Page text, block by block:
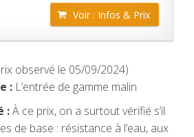
Voir : Infos & Prix
observé le 05/09/2024)
: L’entrée de gamme malin
:À ce prix, on a surtout vérifié s’il
de base : résistance à l’eau, aux